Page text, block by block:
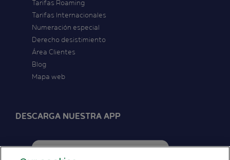
Tarifas Roaming
Tarifas Internacionales
Numeración especial
Derecho desistimiento
Área Clientes
Blog
Mapa web
DESCARGA NUESTRA APP